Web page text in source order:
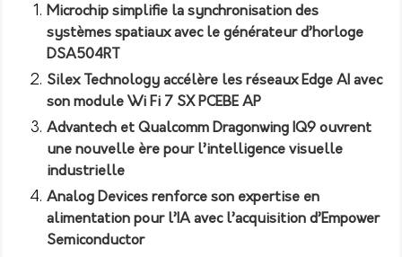
Microchip simplifie la synchronisation des
systèmes spatiaux avec le générateur d’horloge
DSA504RT
Silex Technology accélère les réseaux Edge AI avec
son module Wi Fi 7 SX PCEBE AP
Advantech et Qualcomm Dragonwing IQ9 ouvrent
une nouvelle ère pour l’intelligence visuelle
industrielle
Analog Devices renforce son expertise en
alimentation pour l’IA avec l’acquisition d’Empower
Semiconductor